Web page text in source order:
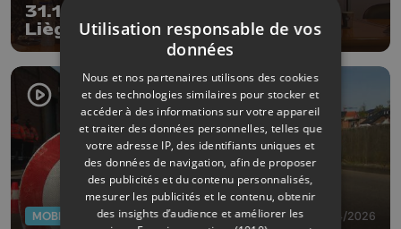
31.107 faits criminels recensés à
Liège en 2025
MOBILITÉ 16/04/2026
Utilisation responsable de vos
données
Nous et nos partenaires utilisons des cookies
et des technologies similaires pour stocker et
accéder à des informations sur votre appareil
et traiter des données personnelles, telles que
votre adresse IP, des identifiants uniques et
des données de navigation, afin de proposer
des publicités et du contenu personnalisés,
mesurer les publicités et le contenu, obtenir
des insights d’audience et améliorer les